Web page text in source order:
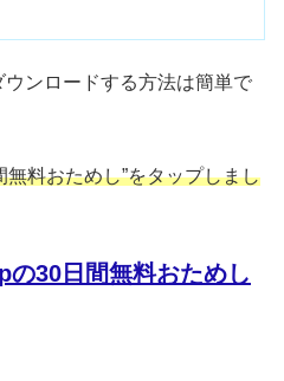
ンロードする方法は簡単で
料おためし”をタップしまし
30日間無料おためし